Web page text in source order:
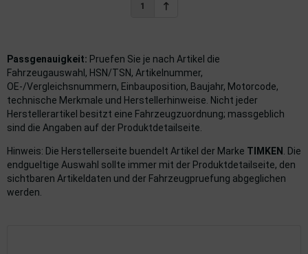
1
Passgenauigkeit: Pruefen Sie je nach Artikel die
Fahrzeugauswahl, HSN/TSN, Artikelnummer,
OE-/Vergleichsnummern, Einbauposition, Baujahr, Motorcode,
technische Merkmale und Herstellerhinweise. Nicht jeder
Herstellerartikel besitzt eine Fahrzeugzuordnung; massgeblich
sind die Angaben auf der Produktdetailseite.
Hinweis: Die Herstellerseite buendelt Artikel der Marke TIMKEN . Die
endgueltige Auswahl sollte immer mit der Produktdetailseite, den
sichtbaren Artikeldaten und der Fahrzeugpruefung abgeglichen
werden.
Glühanlage